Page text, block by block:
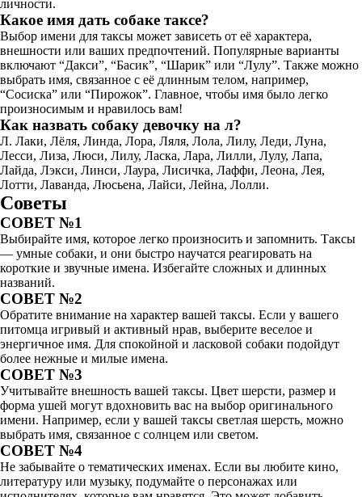
личности.
Какое имя дать собаке таксе?
Выбор имени для таксы может зависеть от её характера,
внешности или ваших предпочтений. Популярные варианты
включают “Дакси”, “Басик”, “Шарик” или “Лулу”. Также можно
выбрать имя, связанное с её длинным телом, например,
“Сосиска” или “Пирожок”. Главное, чтобы имя было легко
произносимым и нравилось вам!
Как назвать собаку девочку на л?
Л. Лаки, Лёля, Линда, Лора, Ляля, Лола, Лилу, Леди, Луна,
Лесси, Лиза, Люси, Лилу, Ласка, Лара, Лилли, Лулу, Лапа,
Лайда, Лэкси, Линси, Лаура, Лисичка, Лаффи, Леона, Лея,
Лотти, Лаванда, Люсьена, Лайси, Лейна, Лолли.
Советы
СОВЕТ №1
Выбирайте имя, которое легко произносить и запомнить. Таксы
— умные собаки, и они быстро научатся реагировать на
короткие и звучные имена. Избегайте сложных и длинных
названий.
СОВЕТ №2
Обратите внимание на характер вашей таксы. Если у вашего
питомца игривый и активный нрав, выберите веселое и
энергичное имя. Для спокойной и ласковой собаки подойдут
более нежные и милые имена.
СОВЕТ №3
Учитывайте внешность вашей таксы. Цвет шерсти, размер и
форма ушей могут вдохновить вас на выбор оригинального
имени. Например, если у вашей таксы светлая шерсть, можно
выбрать имя, связанное с солнцем или светом.
СОВЕТ №4
Не забывайте о тематических именах. Если вы любите кино,
литературу или музыку, подумайте о персонажах или